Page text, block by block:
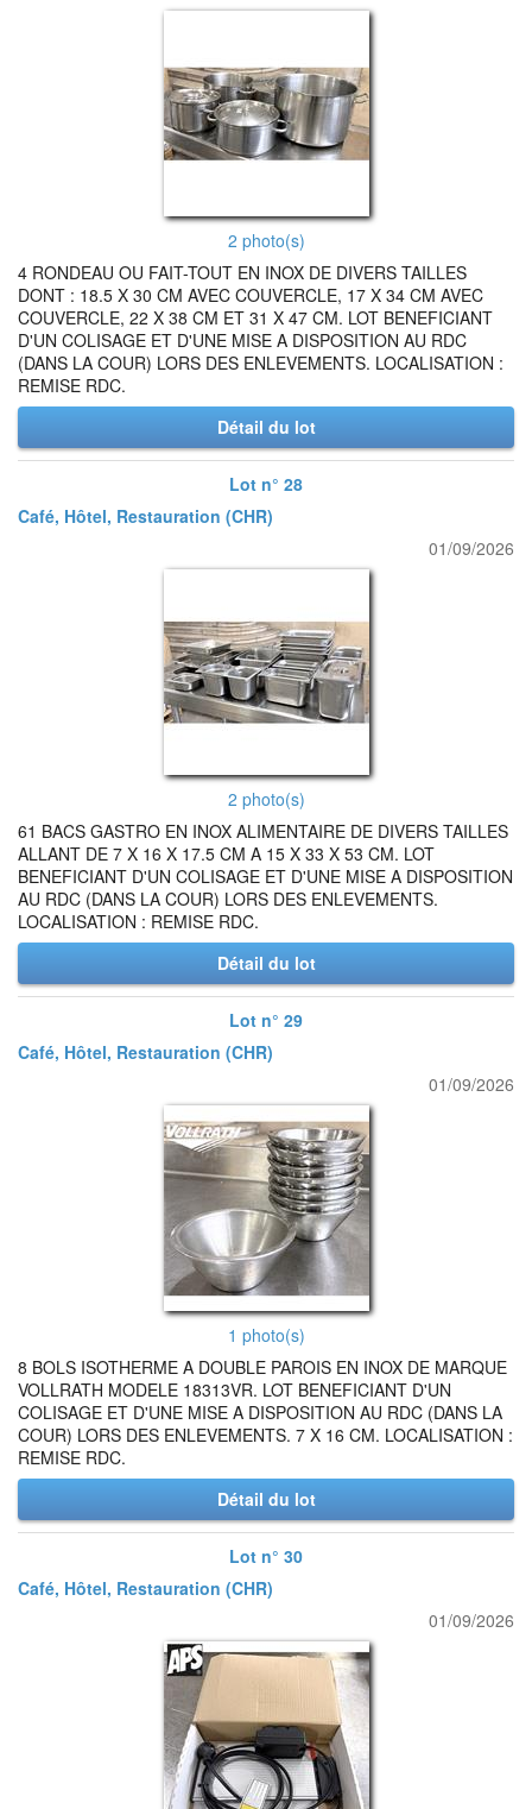
2 photo(s)
4 RONDEAU OU FAIT-TOUT EN INOX DE DIVERS TAILLES
DONT : 18.5 X 30 CM AVEC COUVERCLE, 17 X 34 CM AVEC
COUVERCLE, 22 X 38 CM ET 31 X 47 CM. LOT BENEFICIANT
D'UN COLISAGE ET D'UNE MISE A DISPOSITION AU RDC
(DANS LA COUR) LORS DES ENLEVEMENTS. LOCALISATION :
REMISE RDC.
Détail du lot
Lot n° 28
Café, Hôtel, Restauration (CHR)
01/09/2026
2 photo(s)
61 BACS GASTRO EN INOX ALIMENTAIRE DE DIVERS TAILLES
ALLANT DE 7 X 16 X 17.5 CM A 15 X 33 X 53 CM. LOT
BENEFICIANT D'UN COLISAGE ET D'UNE MISE A DISPOSITION
AU RDC (DANS LA COUR) LORS DES ENLEVEMENTS.
LOCALISATION : REMISE RDC.
Détail du lot
Lot n° 29
Café, Hôtel, Restauration (CHR)
01/09/2026
1 photo(s)
8 BOLS ISOTHERME A DOUBLE PAROIS EN INOX DE MARQUE
VOLLRATH MODELE 18313VR. LOT BENEFICIANT D'UN
COLISAGE ET D'UNE MISE A DISPOSITION AU RDC (DANS LA
COUR) LORS DES ENLEVEMENTS. 7 X 16 CM. LOCALISATION :
REMISE RDC.
Détail du lot
Lot n° 30
Café, Hôtel, Restauration (CHR)
01/09/2026